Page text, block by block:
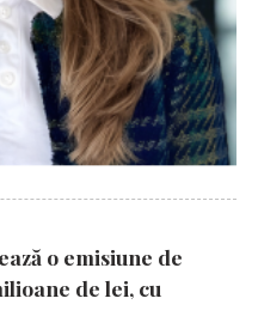
o emisiune de
de lei, cu